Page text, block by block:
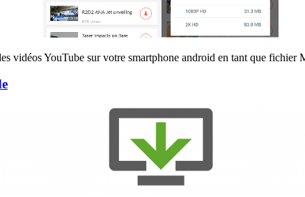
vidéos YouTube sur votre smartphone android en tant que fichier